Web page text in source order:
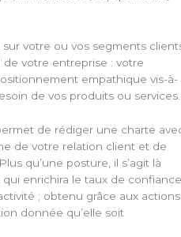
votre ou vos segments
de votre entreprise : votre
empathique vis-à-
de vos produits ou services.
de rédiger une charte
de votre relation client et de
qu’une posture, il s’agit là
enrichira le taux de
; obtenu grâce aux actions
donnée qu’elle soit